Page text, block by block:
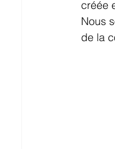
créée
Nous
de la